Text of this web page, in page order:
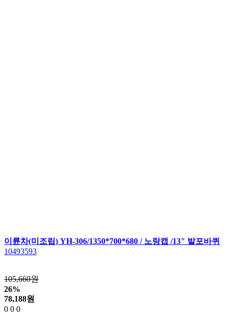
이륜차(미조립) YH-306/1350*700*680 / 노랑캡 /13" 발포바퀴
10493593
105,660원
26%
78,188원
0 0 0